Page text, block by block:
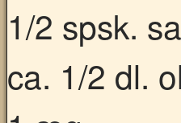
1/2 spsk.
ca. 1/2 dl.